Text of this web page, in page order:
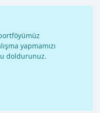
yapmamızı
doldurunuz.